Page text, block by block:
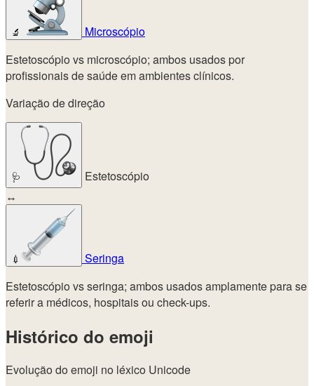
🔬
Microscópio
Estetoscópio vs microscópio; ambos usados por
profissionais de saúde em ambientes clínicos.
Variação de direção
🩺
Estetoscópio
↔
💉
Seringa
Estetoscópio vs seringa; ambos usados amplamente para se
referir a médicos, hospitais ou check-ups.
Histórico do emoji
Evolução do emoji no léxico Unicode